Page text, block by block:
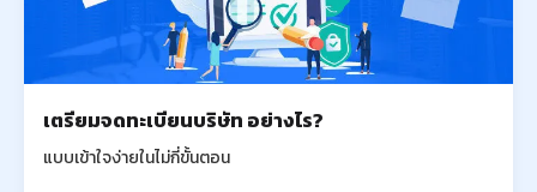
เตรียมจดทะเบียนบริษัท อย่างไร?
แบบเข้าใจง่ายในไม่กี่ขั้นตอน